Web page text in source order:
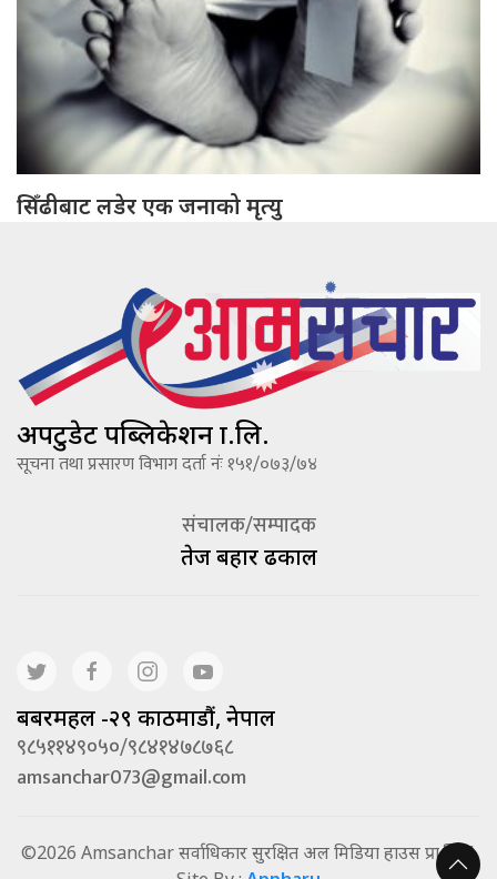
सिँढीबाट लडेर एक जनाको मृत्यु
अपटुडेट पब्लिकेशन प्रा.लि.
सूचना तथा प्रसारण विभाग दर्ता नंः १५१/०७३/७४
संचालक/सम्पादक
तेज बहादूर ढकाल
बबरमहल -२९ काठमाडौं, नेपाल
९८५११४९०५०/९८४१४७८७६८
amsanchar073@gmail.com
©2026 Amsanchar सर्वाधिकार सुरक्षित अल मिडिया हाउस प्रा.लि. |